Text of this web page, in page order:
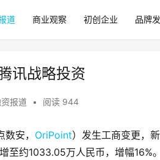
道 商业观察 初创企业 品牌
讯战略投资
报道 • 阅读 944
安， OriPoint）发生工商变更，
约1033.05万人民币，增幅16%。